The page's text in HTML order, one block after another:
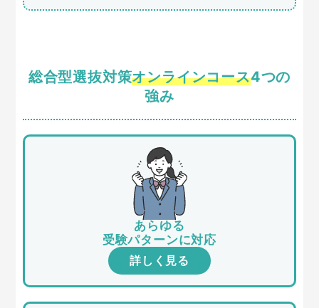
総合型選抜対策オンラインコース4つの
強み
あらゆる
受験パターンに対応
詳しく見る